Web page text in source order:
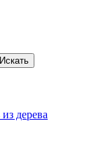
Искать